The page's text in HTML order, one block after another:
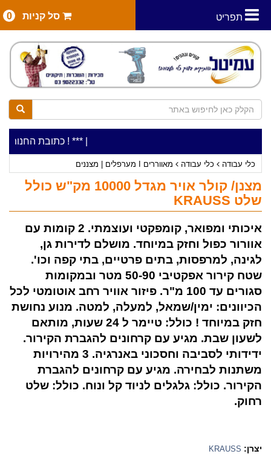
תפריט סל קניות 0
***כתובת החנות: רח' המלאכה 2, ביתן 8 (כניסה***כלי עבודה להשכרה בתעריף יומי משתלם ! ***
כלי עבודה כלי עבודה מאווררים I מערפלים | מצננים
מצנן/ קולר אויר מגדל 10000 מק"ש כולל
שלט KRAUSS
איכותי ומפואר, קומפקטי ועוצמתי. 2 קומות עם
אוורור כפול וחזק במיוחד. מושלם לדירות גן,
לגינה, למרפסות, בתים פרטיים, בתי קפה וכו'.
שטח קירור אפקטיבי 50-90 מטר ובמקומות
סגורים עד 100 מ"ר. פיזור אוויר רחב אוטומטי לכל
הכיוונים: ימין/שמאל, למעלה, למטה. מנוע נחושת
חזק במיוחד ! כולל: טיימר ל 24 שעות, מותאם
לשעון שבת. מגיע עם קרחונים להגברת הקירור.
ידידותי לסביבה וחסכוני באנרגיה. 3 מהירויות
משתנות לבחירה. מגיע עם קרחונים להגברת
הקירור. כולל: גלגלים לניוד קל ונוח. כולל: שלט
רחוק.
יצרן: KRAUSS